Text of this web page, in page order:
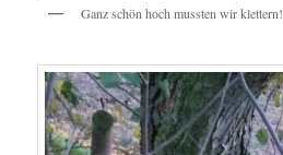
Ganz schön hoch mussten wir klettern!